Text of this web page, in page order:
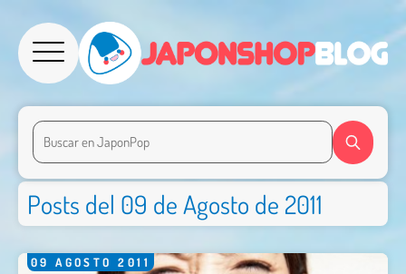
Posts del 09 de Agosto de 2011
09 AGOSTO 2011